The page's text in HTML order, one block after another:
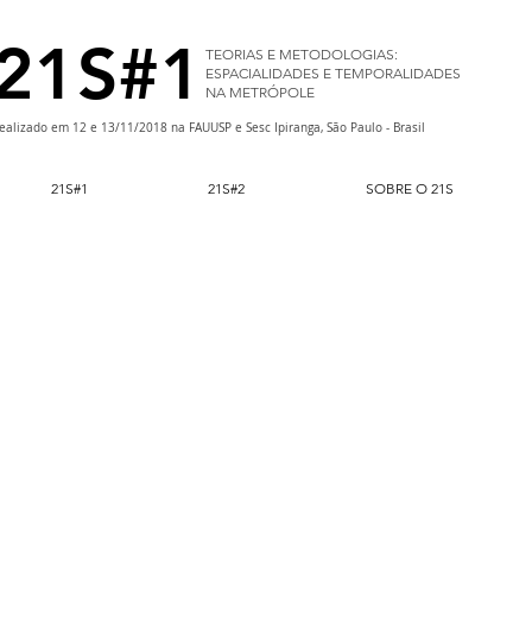
TEORIAS E METODOLOGIAS:
ESPACIALIDADES E TEMPORALIDADES
NA METRÓPOLE
em 12 e 13/11/2018 na FAUUSP e Sesc Ipiranga, São Paulo - Brasil
21S#1 21S#2 SOBRE O 21S